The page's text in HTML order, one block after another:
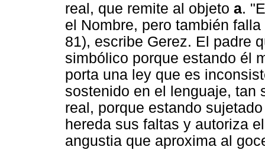
real, que remite al objeto a.
el Nombre, pero también
81), escribe Gerez. El padre
simbólico porque estando él
porta una ley que es
sostenido en el lenguaje, tan
real, porque estando
hereda sus faltas y autoriza
angustia que aproxima al